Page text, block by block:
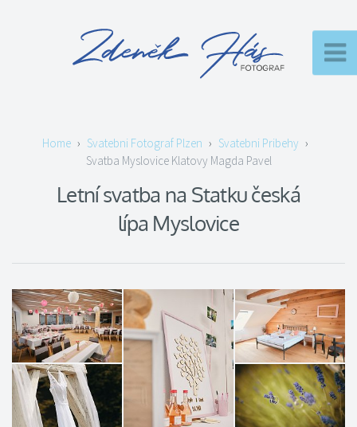
Svatebni Fotograf Plzen
Svatebni Pribehy
Svatba Myslovice Klatovy Magda Pavel
Letní svatba na Statku česká
lípa Myslovice